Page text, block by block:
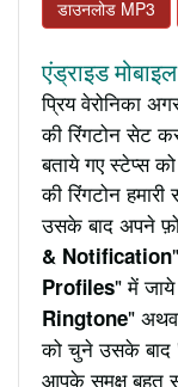
डाउनलोड MP3
एंड्राइड
प्रिय वेरोनिका
की रिंगटोन सेट
बताये गए स्टेप्स
की रिंगटोन
उसके बाद अपने
& Notification
Profiles" में
Ringtone"
को चुने उसके बाद
आपके समक्ष बहुत